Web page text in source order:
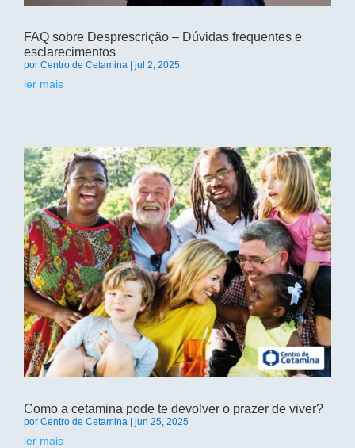
FAQ sobre Desprescrição – Dúvidas frequentes e
esclarecimentos
por Centro de Cetamina jul 2, 2025
ler mais
Como a cetamina pode te devolver o prazer de viver?
por Centro de Cetamina jun 25, 2025
ler mais